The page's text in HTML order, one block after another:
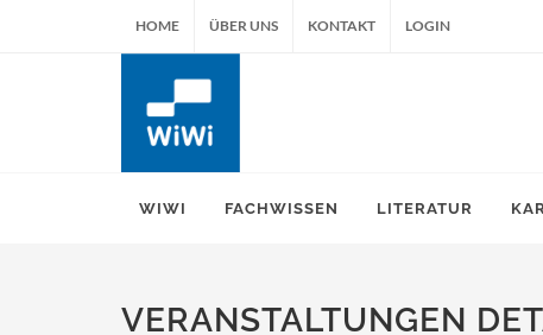
HOME ÜBER UNS KONTAKT LOGIN
WIWI FACHWISSEN LITERATUR
VERANSTALTUNGEN